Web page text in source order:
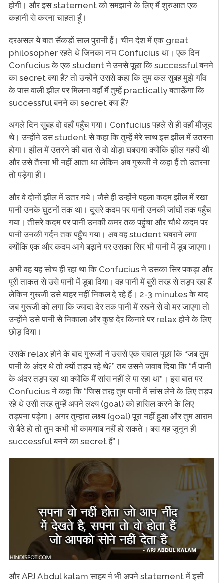
होगी। और इस statement को समझाने के लिए मैं शुरुआत एक
कहानी से करना चाहता हूँ।
दरअसल ये बात सैंकड़ों साल पुरानी हैं। चीन देश में एक great
philosopher रहते थे जिनका नाम Confucius था। एक दिन
Confucius के एक student ने उनसे पूछा कि successful बनने
का secret क्या हैं? तो उन्होंने उससे कहा कि तुम कल सुबह मुझे गाँव
के पास वाली झील पर मिलना वहाँ मैं तुम्हें practically बताऊँगा कि
successful बनने का secret क्या हैं?
अगले दिन सुबह वो वहाँ पहुँच गया। Confucius पहले से ही वहाँ मौजूद
थे। उन्होंने उस student से कहा कि तुम्हें मेरे साथ इस झील में उतरना
होगा। झील में उतरने की बात से वो थोड़ा घबराया क्योंकि झील गहरी थी
और उसे तैरना भी नहीं आता था लेकिन अब गुरूजी ने कहा हैं तो उतरना
तो पड़ेगा ही।
और वे दोनों झील में उतर गये। जैसे ही उन्होंने पहला कदम झील में रखा
पानी उनके घुटनों तक था। दूसरे कदम पर पानी उनकी जांघों तक पहुँच
गया। तीसरे कदम पर पानी उनकी कमर तक पहुंचा और चौथे कदम पर
पानी उनकी गर्दन तक पहुँच गया। अब वह student घबराने लगा
क्योंकि एक और कदम आगे बढ़ाने पर उसका सिर भी पानी में डूब जाएगा।
अभी वह यह सोच ही रहा था कि Confucius ने उसका सिर पकड़ा और
पूरी ताकत से उसे पानी में डूबा दिया। वह पानी में बुरी तरह से तड़प रहा हैं
लेकिन गुरूजी उसे बाहर नहीं निकल दे रहे हैं। 2-3 minutes के बाद
जब गुरूजी को लगा कि ज्यादा देर तक पानी में रखने से वो मर जाएगा तो
उन्होंने उसे पानी से निकाला और कुछ देर किनारे पर relax होने के लिए
छोड़ दिया।
उसके relax होने के बाद गुरूजी ने उससे एक सवाल पूछा कि “जब तुम
पानी के अंदर थे तो क्यों तड़प रहे थे?” तब उसने जवाब दिया कि “मैं पानी
के अंदर तड़प रहा था क्योंकि मैं सांस नहीं ले पा रहा था”। इस बात पर
Confucius ने कहा कि “जिस तरह तुम पानी में सांस लेने के लिए तड़प
रहे थे उसी तरह तुम्हें अपने लक्ष्य (goal) को हासिल करने के लिए
तड़पना पड़ेगा। अगर तुम्हारा लक्ष्य (goal) पूरा नहीं हुआ और तुम आराम
से बैठे हो तो तुम कभी भी कामयाब नहीं हो सकते। बस यह जूनून ही
successful बनने का secret हैं”।
और APJ Abdul kalam साहब ने भी अपने statement में इसी